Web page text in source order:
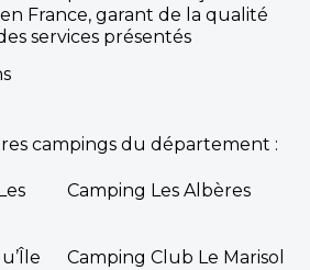
France, garant de la qualité
services présentés
campings du département :
Camping Les Albères
Camping Club Le Marisol